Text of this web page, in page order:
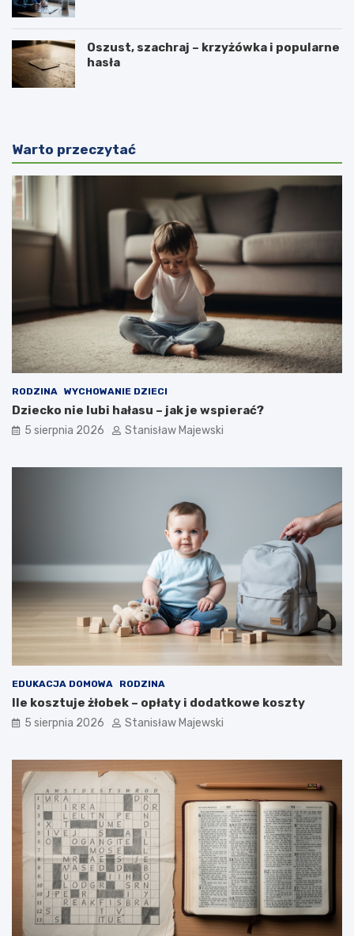
Oszust, szachraj – krzyżówka i popularne
hasła
Warto przeczytać
RODZINA WYCHOWANIE DZIECI
Dziecko nie lubi hałasu – jak je wspierać?
5 sierpnia 2026 Stanisław Majewski
EDUKACJA DOMOWA RODZINA
Ile kosztuje żłobek – opłaty i dodatkowe koszty
5 sierpnia 2026 Stanisław Majewski